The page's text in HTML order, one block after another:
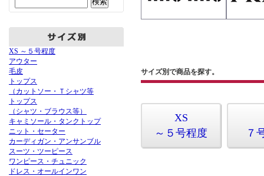
XS ～５号程度
アウター
毛皮
トップス
（カットソー・Ｔシャツ等
トップス
（シャツ・ブラウス等）
キャミソール・タンクトップ
ニット・セーター
カーディガン・アンサンブル
スーツ・ツーピース
ワンピース・チュニック
ドレス・オールインワン
サイズ別で商品を探す。
XS
～５号程度
７